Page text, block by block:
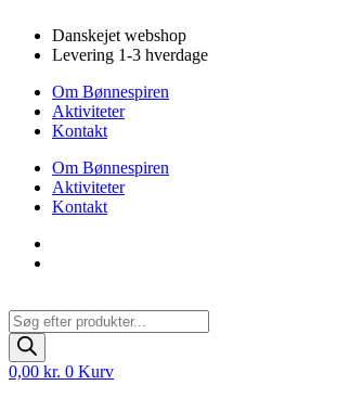
indhold
Danskejet webshop
Levering 1-3 hverdage
Om Bønnespiren
Aktiviteter
Kontakt
Om Bønnespiren
Aktiviteter
Kontakt
Products
search
0,00 kr. 0 Kurv